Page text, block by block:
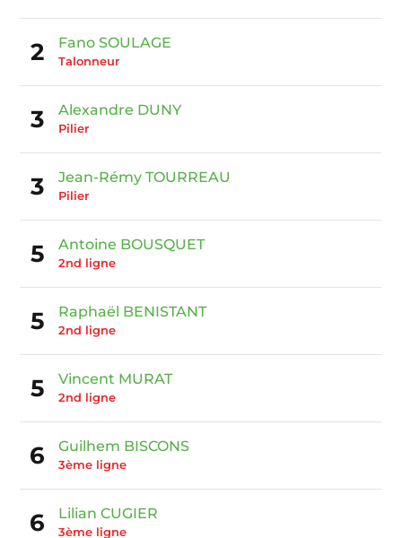
2 Fano SOULAGE
Talonneur
3 Alexandre DUNY
Pilier
3 Jean-Rémy TOURREAU
Pilier
5 Antoine BOUSQUET
2nd ligne
5 Raphaël BENISTANT
2nd ligne
5 Vincent MURAT
2nd ligne
6 Guilhem BISCONS
3ème ligne
6 Lilian CUGIER
3ème ligne